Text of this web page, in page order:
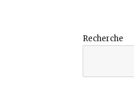
Recherche